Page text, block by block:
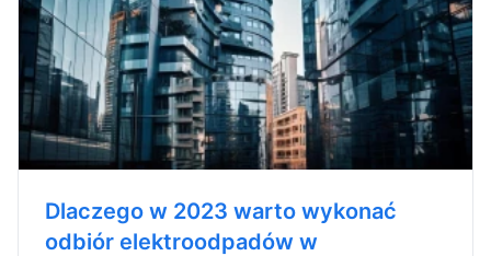
Dlaczego w 2023 warto wykonać
odbiór elektroodpadów w